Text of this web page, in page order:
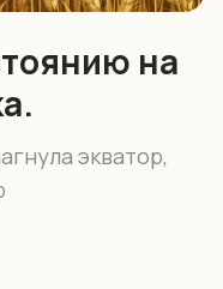
на
экватор,